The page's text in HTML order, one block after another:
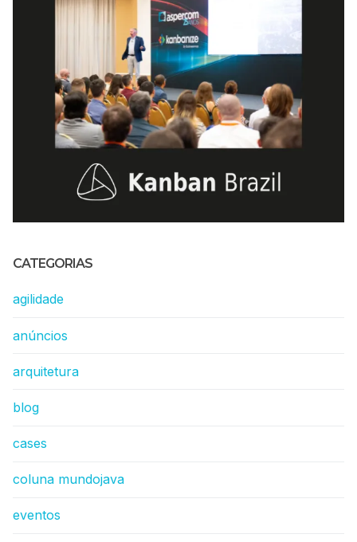
CATEGORIAS
agilidade
anúncios
arquitetura
blog
cases
coluna mundojava
eventos